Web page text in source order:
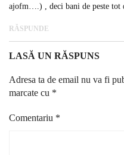
ajofm….) , deci bani de peste tot
RĂSPUNDE
LASĂ UN RĂSPUNS
Adresa ta de email nu va fi
marcate cu *
Comentariu *